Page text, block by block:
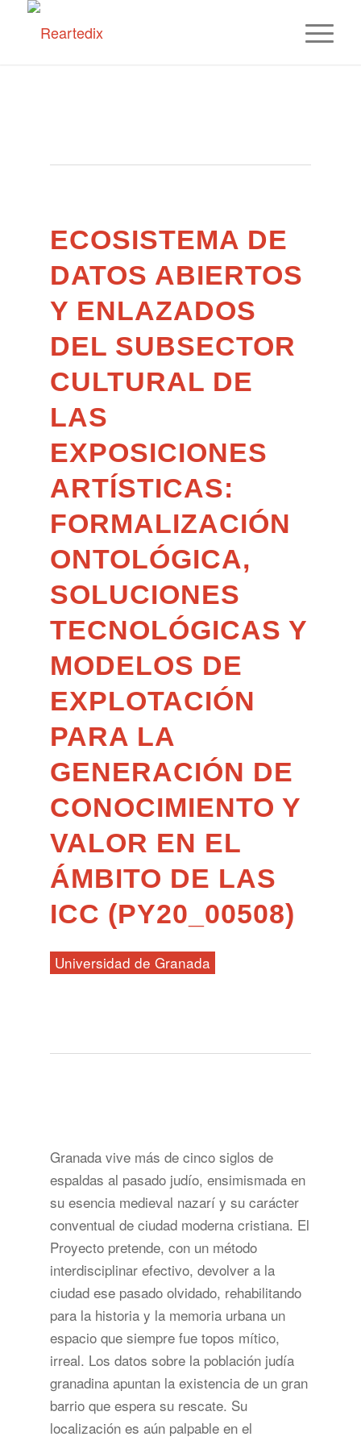
ECOSISTEMA DE
DATOS ABIERTOS
Y ENLAZADOS
DEL SUBSECTOR
CULTURAL DE
LAS
EXPOSICIONES
ARTÍSTICAS:
FORMALIZACIÓN
ONTOLÓGICA,
SOLUCIONES
TECNOLÓGICAS Y
MODELOS DE
EXPLOTACIÓN
PARA LA
GENERACIÓN DE
CONOCIMIENTO Y
VALOR EN EL
ÁMBITO DE LAS
ICC (PY20_00508)
Universidad de Granada
Granada vive más de cinco siglos de
espaldas al pasado judío, ensimismada en
su esencia medieval nazarí y su carácter
conventual de ciudad moderna cristiana. El
Proyecto pretende, con un método
interdisciplinar efectivo, devolver a la
ciudad ese pasado olvidado, rehabilitando
para la historia y la memoria urbana un
espacio que siempre fue topos mítico,
irreal. Los datos sobre la población judía
granadina apuntan la existencia de un gran
barrio que espera su rescate. Su
localización es aún palpable en el